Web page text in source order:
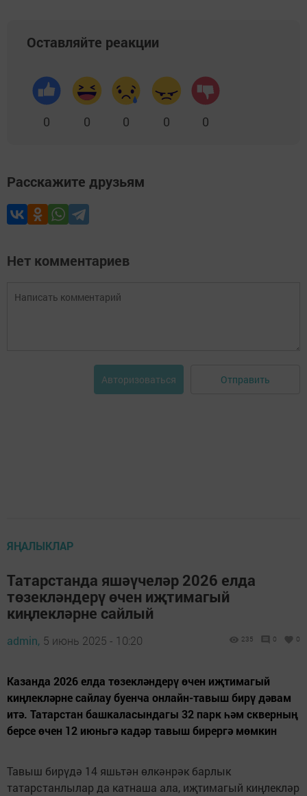
Оставляйте реакции
0 0 0 0 0
Расскажите друзьям
Нет комментариев
Авторизоваться Отправить
ЯҢАЛЫКЛАР
Татарстанда яшәүчеләр 2026 елда
төзекләндерү өчен иҗтимагый
киңлекләрне сайлый
admin, 5 июнь 2025 - 10:20 235 0 0
Казанда 2026 елда төзекләндерү өчен иҗтимагый
киңлекләрне сайлау буенча онлайн-тавыш бирү дәвам
итә. Татарстан башкаласындагы 32 парк һәм скверның
берсе өчен 12 июньгә кадәр тавыш бирергә мөмкин
Тавыш бирүдә 14 яшьтән өлкәнрәк барлык
татарстанлылар да катнаша ала, иҗтимагый киңлекләр